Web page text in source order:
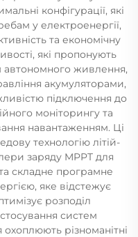
конфігурації, які
у електроенергії,
та економічну
які пропонують
автономного живлення,
акумуляторами,
підключення до
моніторингу та
навантаженням. Ці
технологію літій-
заряду MPPT для
та складне програмне
яке відстежує
розподіл
систем
різноманітні